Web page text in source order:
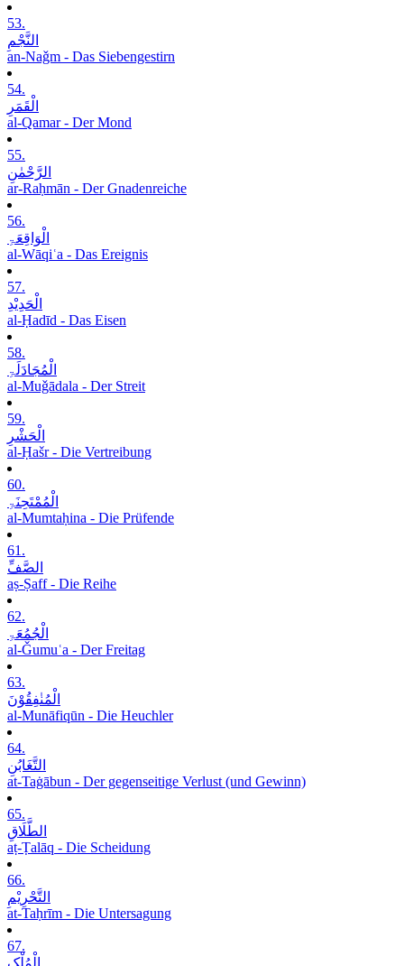
53.
النَّجْمِ
an-Naǧm - Das Siebengestirn
54.
الْقَمَرِ
al-Qamar - Der Mond
55.
الرَّحْمٰنِ
ar-Raḥmān - Der Gnadenreiche
56.
الْوَاقِعَۃِ
al-Wāqiʿa - Das Ereignis
57.
الْحَدِیْدِ
al-Ḥadīd - Das Eisen
58.
الْمُجَادَلَۃِ
al-Muǧādala - Der Streit
59.
الْحَشْرِ
al-Ḥašr - Die Vertreibung
60.
الْمُمْتَحِنَۃِ
al-Mumtaḥina - Die Prüfende
61.
الصَّفِّ
aṣ-Ṣaff - Die Reihe
62.
الْجُمُعَۃِ
al-Ǧumuʿa - Der Freitag
63.
الْمُنٰفِقُوْنَ
al-Munāfiqūn - Die Heuchler
64.
التَّغَابُنِ
at-Taġābun - Der gegenseitige Verlust (und Gewinn)
65.
الطَّلَاقِ
aṭ-Ṭalāq - Die Scheidung
66.
التَّحْرِیْمِ
at-Taḥrīm - Die Untersagung
67.